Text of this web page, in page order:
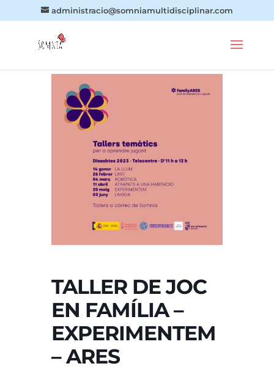
administracio@somniamultidisciplinar.com
TALLER DE JOC
EN FAMÍLIA –
EXPERIMENTEM
– ARES